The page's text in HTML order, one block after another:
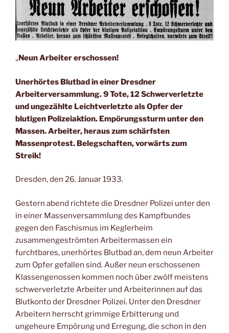
„Neun Arbeiter erschossen!
Unerhörtes Blutbad in einer Dresdner
Arbeiterversammlung. 9 Tote, 12 Schwerverletzte
und ungezählte Leichtverletzte als Opfer der
blutigen Polizeiaktion. Empörungssturm unter den
Massen. Arbeiter, heraus zum schärfsten
Massenprotest. Belegschaften, vorwärts zum
Streik!
Dresden, den 26. Januar 1933.
Gestern abend richtete die Dresdner Polizei unter den
in einer Massenversammlung des Kampfbundes
gegen den Faschismus im Keglerheim
zusammengeströmten Arbeitermassen ein
furchtbares, unerhörtes Blutbad an, dem neun Arbeiter
zum Opfer gefallen sind. Außer neun erschossenen
Klassengenossen kommen noch über zwölf meistens
schwerverletzte Arbeiter und Arbeiterinnen auf das
Blutkonto der Dresdner Polizei. Unter den Dresdner
Arbeitern herrscht grimmige Erbitterung und
ungeheure Empörung und Erregung, die schon in den